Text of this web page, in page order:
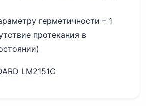
герметичности – 1
протекания в